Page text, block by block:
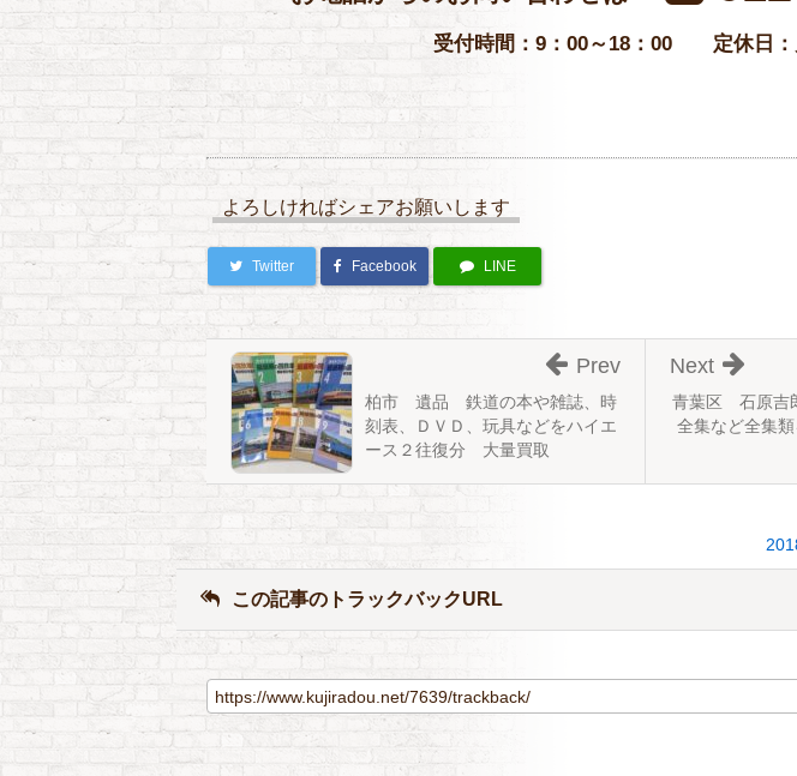
受付時間：9：00～18：00 定休日
よろしければシェアお願いします
Twitter Facebook LINE
青葉区 石原吉
全集など全集
Next
柏市 遺品 鉄道の本や雑誌、時
刻表、ＤＶＤ、玩具などをハイエ
ース２往復分 大量買取
Prev
この記事のトラックバックURL